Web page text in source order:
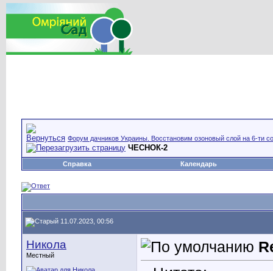
Форум дачников Украины. Восстановим озоновый слой на 6-ти
ЧЕСНОК-2
Справка Календарь
11.07.2023, 00:56
Никола
Местный